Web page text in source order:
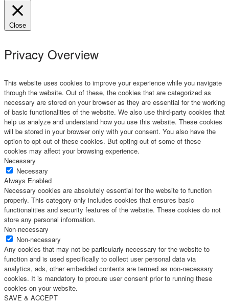
Close
Privacy Overview
This website uses cookies to improve your experience while you navigate
through the website. Out of these, the cookies that are categorized as
necessary are stored on your browser as they are essential for the working
of basic functionalities of the website. We also use third-party cookies that
help us analyze and understand how you use this website. These cookies
will be stored in your browser only with your consent. You also have the
option to opt-out of these cookies. But opting out of some of these
cookies may affect your browsing experience.
Necessary
Necessary
Always Enabled
Necessary cookies are absolutely essential for the website to function
properly. This category only includes cookies that ensures basic
functionalities and security features of the website. These cookies do not
store any personal information.
Non-necessary
Non-necessary
Any cookies that may not be particularly necessary for the website to
function and is used specifically to collect user personal data via
analytics, ads, other embedded contents are termed as non-necessary
cookies. It is mandatory to procure user consent prior to running these
cookies on your website.
SAVE & ACCEPT